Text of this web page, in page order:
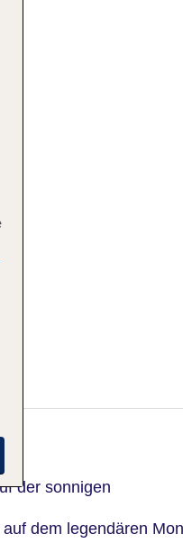
der sonnigen
dem legendären